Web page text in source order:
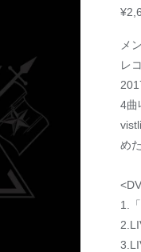
メ
レ
4曲
め
1.